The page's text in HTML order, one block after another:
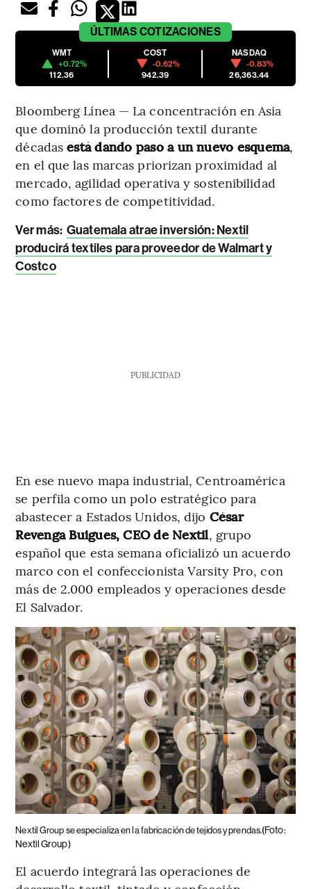
ÚLTIMAS COTIZACIONES
WMT
+0.72%
112.36
COST
-0.62%
942.39
NASDAQ
-0.83%
26,363.44
Bloomberg Línea — La concentración en Asia
que dominó la producción textil durante
décadasestá dando paso a un nuevo esquema,
en el que las marcas priorizan proximidad al
mercado, agilidad operativa y sostenibilidad
como factores de competitividad.
Ver más: Guatemala atrae inversión: Nextil
producirá textiles para proveedor de Walmart y
Costco
PUBLICIDAD
En ese nuevo mapa industrial, Centroamérica
se perfila como un polo estratégico para
abastecer a Estados Unidos, dijo César
Revenga Buigues, CEO de Nextil, grupo
español que esta semana oficializó un acuerdo
marco con el confeccionista Varsity Pro, con
más de 2.000 empleados y operaciones desde
El Salvador.
Nextil Group se especializa en la fabricación de tejidos y prendas.(Foto:
Nextil Group)
El acuerdo integrará las operaciones de